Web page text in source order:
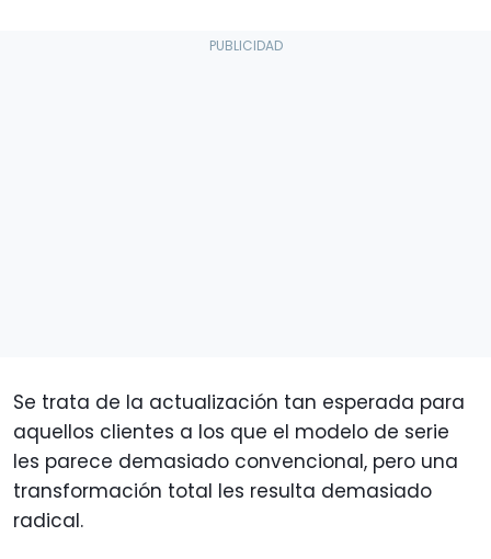
Se trata de la actualización tan esperada para
aquellos clientes a los que el modelo de serie
les parece demasiado convencional, pero una
transformación total les resulta demasiado
radical.